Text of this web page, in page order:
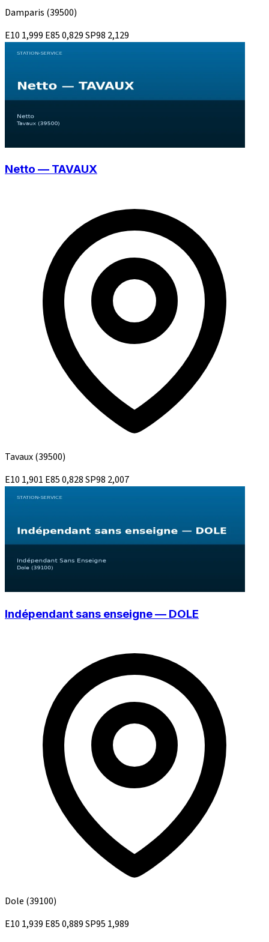
Damparis (39500)
E10 1,999 E850,829SP98 2,129
Netto — TAVAUX
Tavaux(39500)
E10 1,901 E850,828SP98 2,007
Indépendant sans enseigne — DOLE
Dole (39100)
E10 1,939 E850,889SP95 1,989